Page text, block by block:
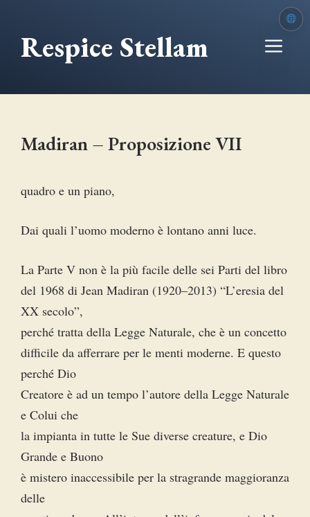
contenuto
Respice Stellam
Madiran – Proposizione VII
quadro e un piano,
Dai quali l’uomo moderno è lontano anni luce.
La Parte V non è la più facile delle sei Parti del libro
del 1968 di Jean Madiran (1920–2013) “L’eresia del
XX secolo”,
perché tratta della Legge Naturale, che è un concetto
difficile da afferrare per le menti moderne. E questo
perché Dio
Creatore è ad un tempo l’autore della Legge Naturale
e Colui che
la impianta in tutte le Sue diverse creature, e Dio
Grande e Buono
è mistero inaccessibile per la stragrande maggioranza
delle